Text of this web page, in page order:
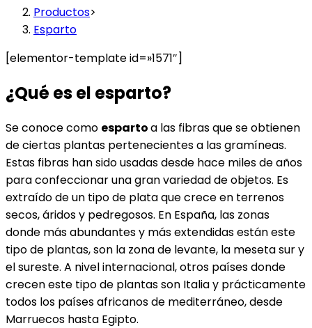
Productos>
Esparto
[elementor-template id=»1571″]
¿Qué es el esparto?
Se conoce como espartoa las fibras que se obtienen
de ciertas plantas pertenecientes a las gramíneas.
Estas fibras han sido usadas desde hace miles de años
para confeccionar una gran variedad de objetos. Es
extraído de un tipo de plata que crece en terrenos
secos, áridos y pedregosos. En España, las zonas
donde más abundantes y más extendidas están este
tipo de plantas, son la zona de levante, la meseta sur y
el sureste. A nivel internacional, otros países donde
crecen este tipo de plantas son Italia y prácticamente
todos los países africanos de mediterráneo, desde
Marruecos hasta Egipto.